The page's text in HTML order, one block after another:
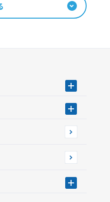
て（ネット決済）